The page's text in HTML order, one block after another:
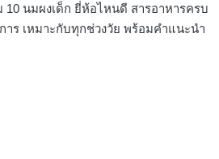
นมผงเด็ก ยี่ห้อไหนดี สารอาหารครบ
าร เหมาะกับทุกช่วงวัย พร้อมคำแนะนำ